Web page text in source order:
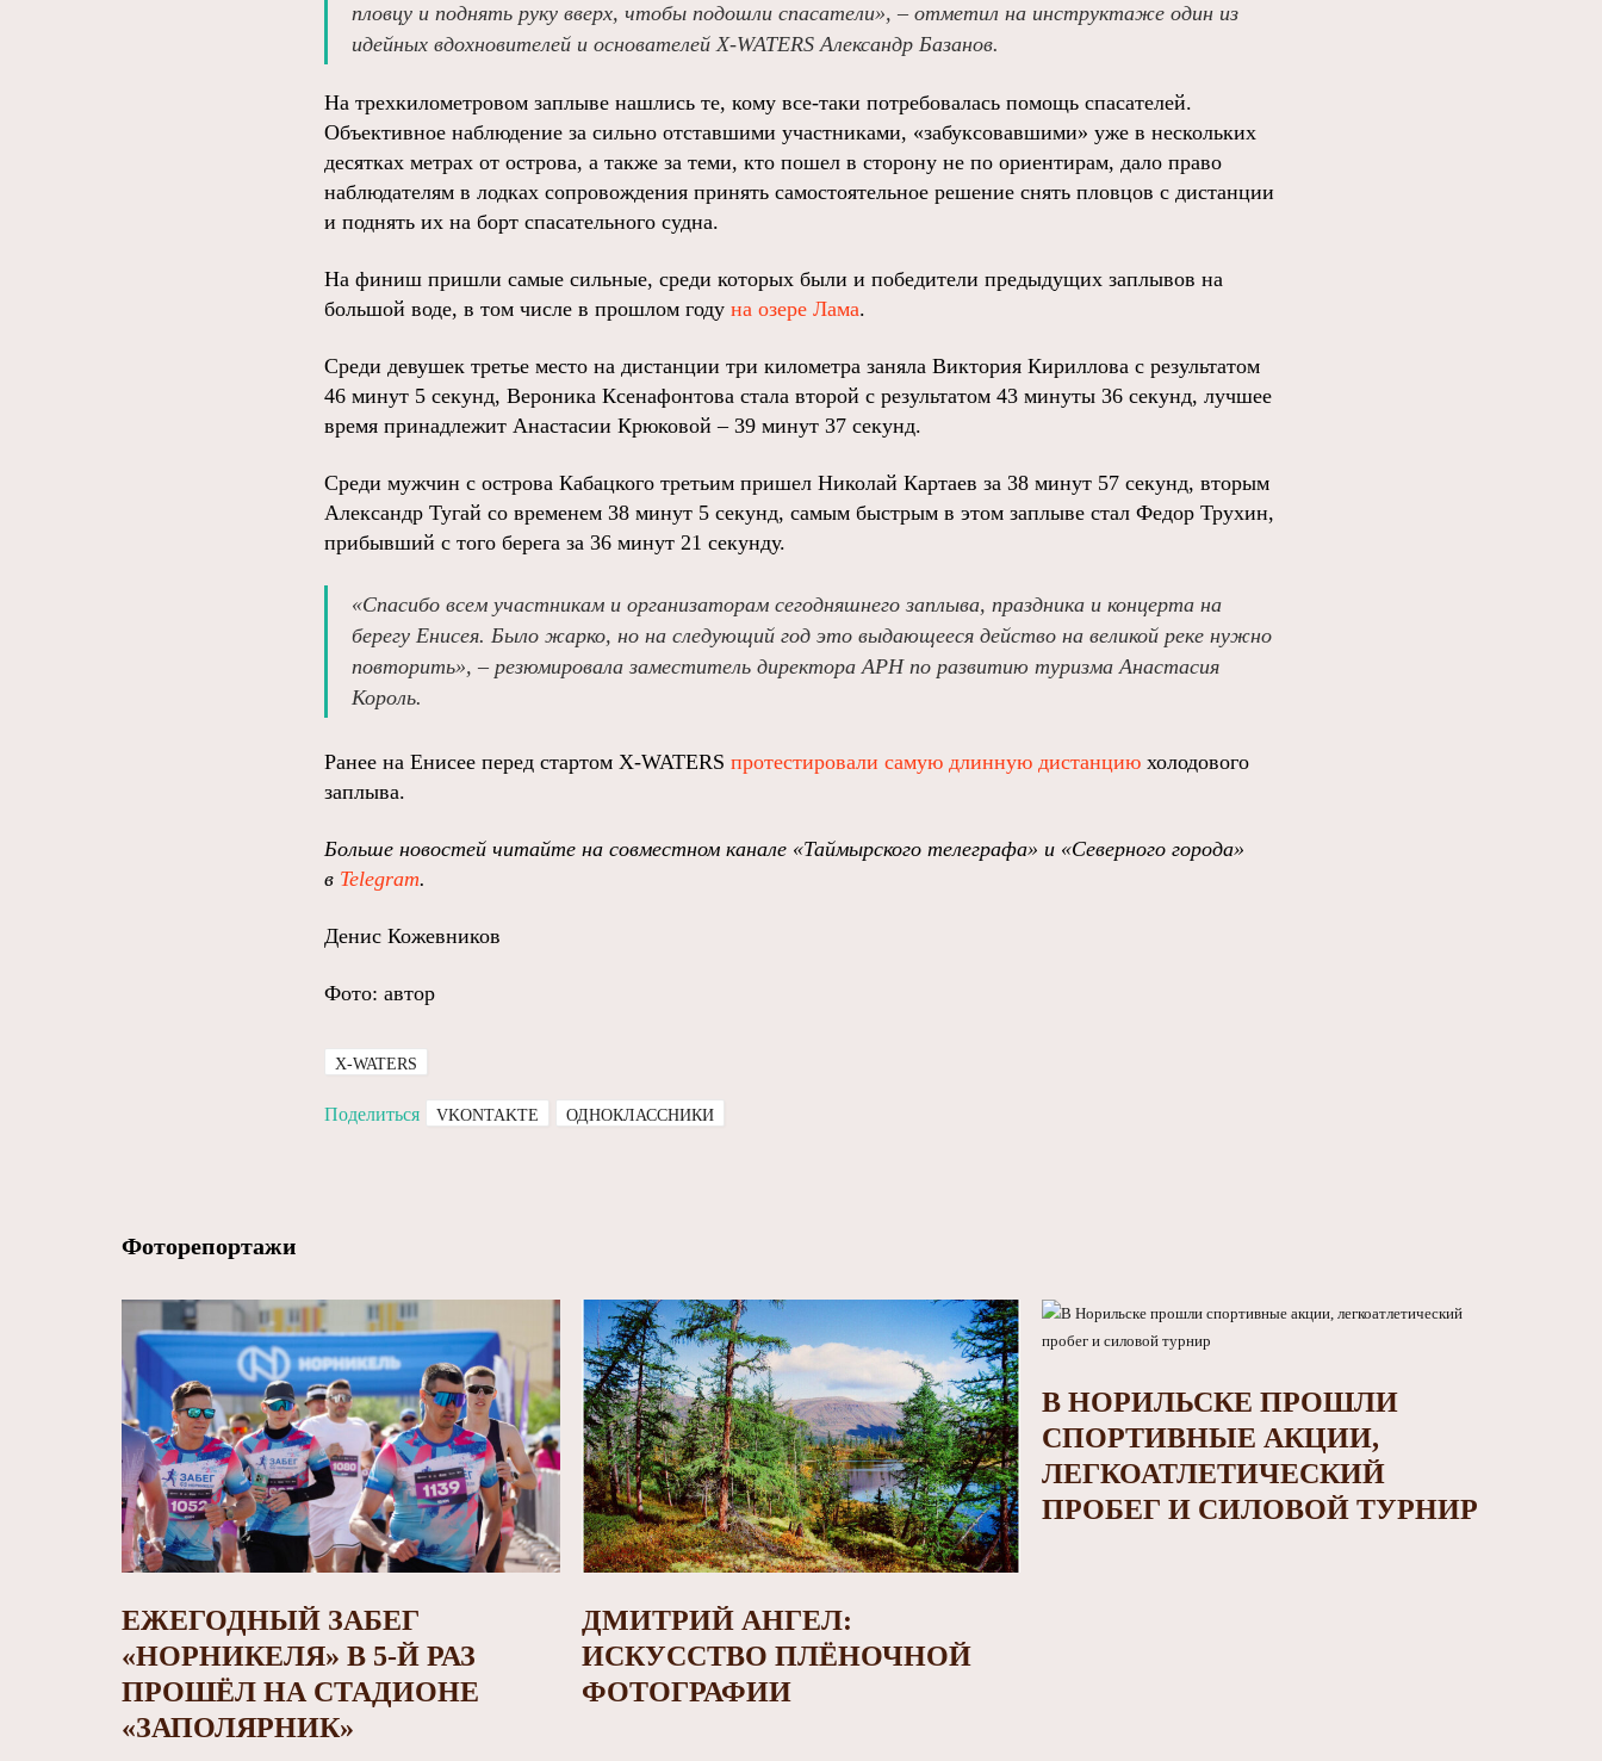
пловцу и поднять руку вверх, чтобы подошли спасатели», – отметил на инструктаже один из
идейных вдохновителей и основателей X-WATERS Александр Базанов.
На трехкилометровом заплыве нашлись те, кому все-таки потребовалась помощь спасателей.
Объективное наблюдение за сильно отставшими участниками, «забуксовавшими» уже в нескольких
десятках метрах от острова, а также за теми, кто пошел в сторону не по ориентирам, дало право
наблюдателям в лодках сопровождения принять самостоятельное решение снять пловцов с дистанции
и поднять их на борт спасательного судна.
На финиш пришли самые сильные, среди которых были и победители предыдущих заплывов на
большой воде, в том числе в прошлом году на озере Лама.
Среди девушек третье место на дистанции три километра заняла Виктория Кириллова с результатом
46 минут 5 секунд, Вероника Ксенафонтова стала второй с результатом 43 минуты 36 секунд, лучшее
время принадлежит Анастасии Крюковой – 39 минут 37 секунд.
Среди мужчин с острова Кабацкого третьим пришел Николай Картаев за 38 минут 57 секунд, вторым
Александр Тугай со временем 38 минут 5 секунд, самым быстрым в этом заплыве стал Федор Трухин,
прибывший с того берега за 36 минут 21 секунду.
«Спасибо всем участникам и организаторам сегодняшнего заплыва, праздника и концерта на
берегу Енисея. Было жарко, но на следующий год это выдающееся действо на великой реке нужно
повторить», – резюмировала заместитель директора АРН по развитию туризма Анастасия
Король.
Ранее на Енисее перед стартом X-WATERS протестировали самую длинную дистанцию холодового
заплыва.
Больше новостей читайте на совместном канале «Таймырского телеграфа» и «Северного города»
в Telegram.
Денис Кожевников
Фото: автор
X-WATERS
Поделиться VKONTAKTE ОДНОКЛАССНИКИ
Фоторепортажи
ЕЖЕГОДНЫЙ ЗАБЕГ
«НОРНИКЕЛЯ» В 5-Й РАЗ
ПРОШЁЛ НА СТАДИОНЕ
«ЗАПОЛЯРНИК»
ДМИТРИЙ АНГЕЛ:
ИСКУССТВО ПЛЁНОЧНОЙ
ФОТОГРАФИИ
В НОРИЛЬСКЕ ПРОШЛИ
СПОРТИВНЫЕ АКЦИИ,
ЛЕГКОАТЛЕТИЧЕСКИЙ
ПРОБЕГ И СИЛОВОЙ ТУРНИР